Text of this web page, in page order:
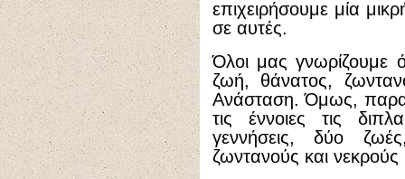
επιχειρήσουμε μία
σε αυτές.
Όλοι μας γνωρίζουμε
ζωή, θάνατος,
Ανάσταση. Όμως,
τις έννοιες τις
γεννήσεις, δύο
ζωντανούς και